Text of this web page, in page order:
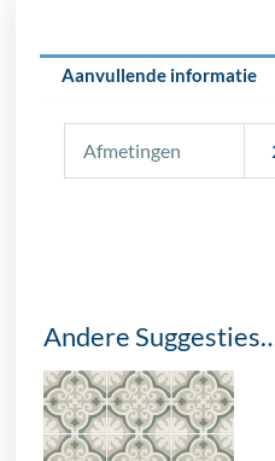
Aanvullende informatie
Afmetingen
Andere